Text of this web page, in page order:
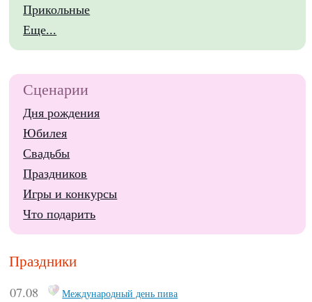
Прикольные
Еще...
Сценарии
Дня рождения
Юбилея
Свадьбы
Праздников
Игры и конкурсы
Что подарить
Праздники
07.08 Международный день пива